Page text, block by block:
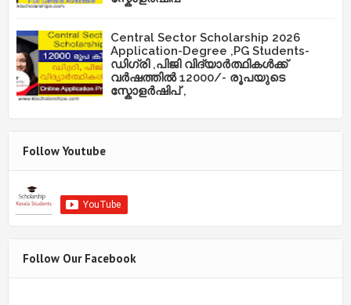
Central Sector Scholarship 2026
Application-Degree ,PG Students-
ഡിഗ്രി ,പിജി വിദ്യാർത്ഥികൾക്ക്
വർഷത്തിൽ 12000/- രൂപയുടെ
സ്കോളർഷിപ് ,
Follow Youtube
Follow Our Facebook